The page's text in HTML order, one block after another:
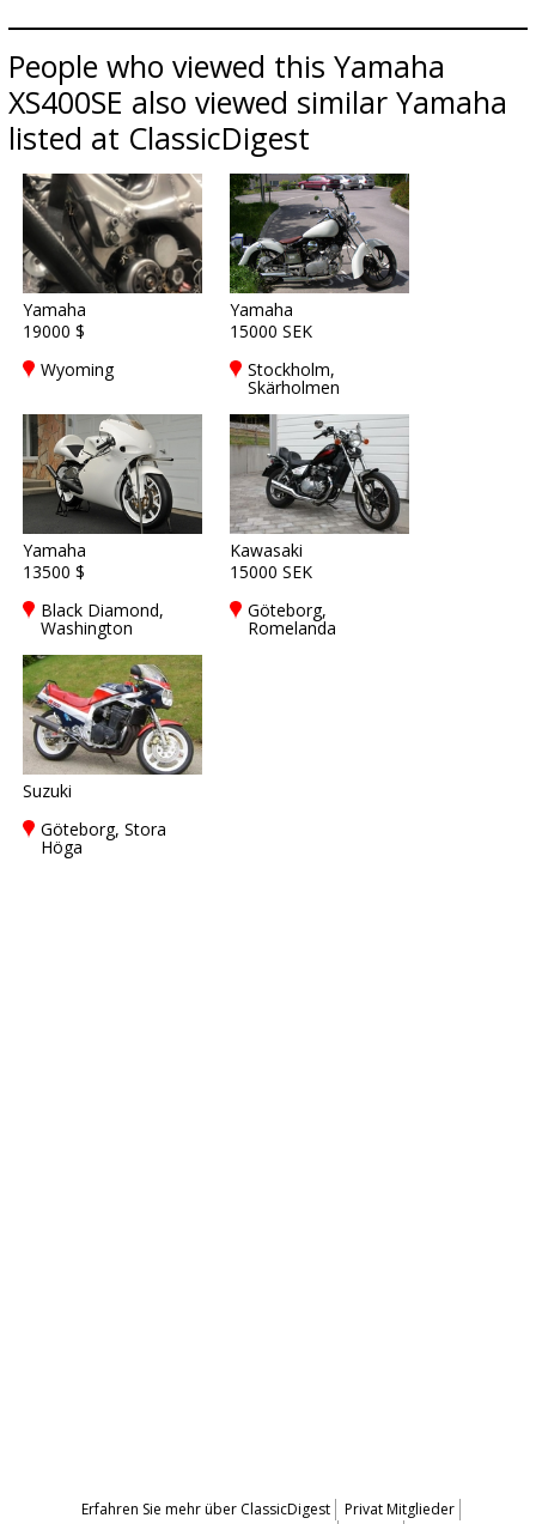
People who viewed this Yamaha
XS400SE also viewed similar Yamaha
listed at ClassicDigest
Yamaha
19000 $
Wyoming
Yamaha
15000 SEK
Stockholm,
Skärholmen
Yamaha
13500 $
Black Diamond,
Washington
Kawasaki
15000 SEK
Göteborg,
Romelanda
Suzuki
Göteborg, Stora
Höga
Erfahren Sie mehr über ClassicDigest
Privat Mitglieder